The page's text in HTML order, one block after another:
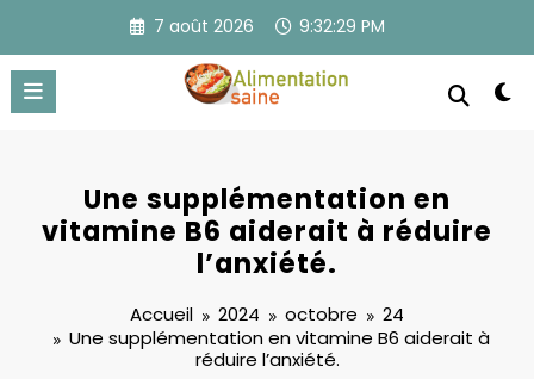
contenu
7 août 2026 9:32:29 PM
Une supplémentation en
vitamine B6 aiderait à réduire
l’anxiété.
Accueil 2024 octobre
24
Une supplémentation en vitamine B6 aiderait à
réduire l’anxiété.